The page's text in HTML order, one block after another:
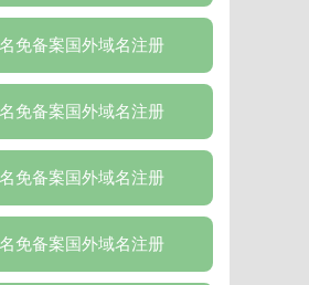
免备案国外域名注册
免备案国外域名注册
免备案国外域名注册
免备案国外域名注册